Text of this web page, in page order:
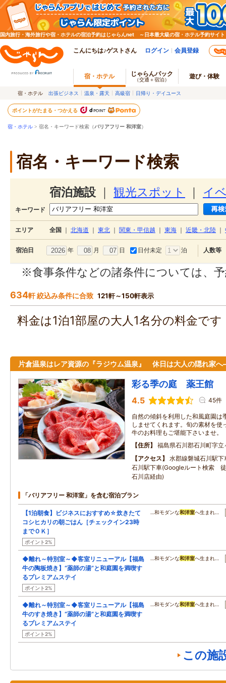
国内旅行・海外旅行や宿・ホテルの宿泊予約はじゃらんnet ～日本最大級の宿・ホテル予約サイト
こんにちは♪ゲストさん ログイン 会員登録
宿・ホテル じゃらんパック
（交通＋宿泊） 遊び・体験
宿・ホテル 出張ビジネス 温泉・露天 高級宿 日帰り・デイユース
ポイントがたまる・つかえる
宿・ホテル > 宿名・キーワード検索（バリアフリー 和洋室）
宿名・キーワード検索
宿泊施設 観光スポット イ
キーワード
エリア 全国 北海道 東北 関東・甲信越 東海 近畿・北陸
宿泊日 年 月 日 日付未定 泊 人数等
※食事条件などの諸条件については、
634軒 絞込み条件に合致 121軒～150軒表示
料金は1泊1部屋の大人1名分の料金で
片倉温泉はレア資源の『ラジウム温泉』 休日は大人の隠れ家
彩る季の庭 薬王館
4.5 45件
自然の傾斜を利用した和風庭園は
しませてくれます。旬の素材を使
牛のお料理もご堪能下さいませ。
住所
福島県石川郡石川町字立
アクセス
水郡線磐城石川駅
石川駅下車(Googleルート検索
石川店経由)
「バリアフリー 和洋室」を含む宿泊プラン
【1泊朝食】ビジネスにおすすめ☆炊きたて
コシヒカリの朝ごはん［チェックイン23時
までＯＫ］
ポイント2%
…和モダンな和洋室へ生まれ…
◆離れ～特別室～◆客室リニューアル【福島
牛の陶板焼き】“薬師の湯”と和庭園を満喫す
るプレミアムステイ
ポイント2%
…和モダンな和洋室へ生まれ…
◆離れ～特別室～◆客室リニューアル【福島
牛のすき焼き】“薬師の湯”と和庭園を満喫す
るプレミアムステイ
ポイント2%
…和モダンな和洋室へ生まれ…
この施